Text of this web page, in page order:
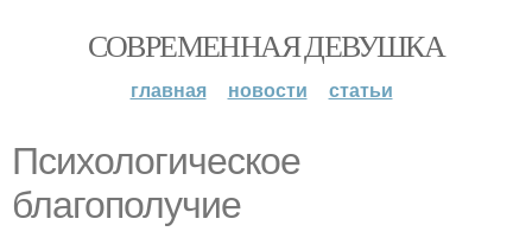
СОВРЕМЕННАЯ ДЕВУШКА
главная новости статьи
Психологическое
благополучие